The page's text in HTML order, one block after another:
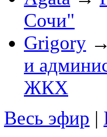
Сочи"
Grigory →
и
ЖКХ
Весь эфир |